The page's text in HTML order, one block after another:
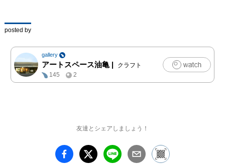
るのか。ダイナミックで
posted by
gallery
アートスペース油亀 |
クラフト
145
2
友達とシェアしましょう！